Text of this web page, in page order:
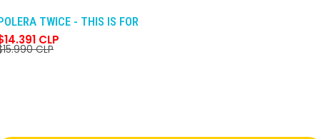
TWICE - THIS IS FOR
CLP
CLP